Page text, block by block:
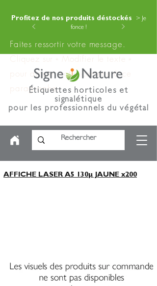
Profitez de nos produits déstockés
> Je
fonce !
Faites ressortir votre message.
Cliquez sur « Modifier le texte »
pour ajouter votre contenu à ce
paragraphe.
Étiquettes horticoles et
signalétique
pour les professionnels du végétal
AFFICHE LASER A5 130µ JAUNE x200